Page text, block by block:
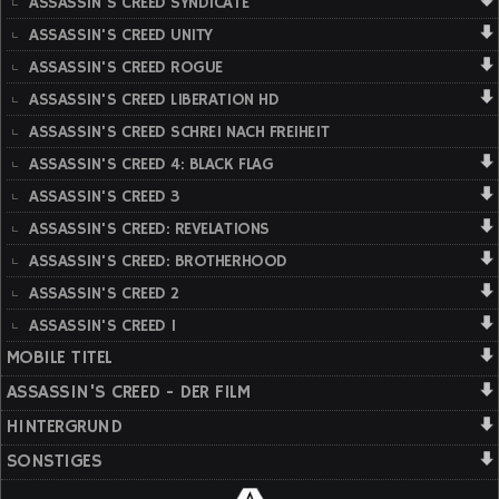
ASSASSIN'S CREED UNITY
ASSASSIN'S CREED ROGUE
ASSASSIN'S CREED LIBERATION HD
ASSASSIN'S CREED SCHREI NACH FREIHEIT
ASSASSIN'S CREED 4: BLACK FLAG
ASSASSIN'S CREED 3
ASSASSIN'S CREED: REVELATIONS
ASSASSIN'S CREED: BROTHERHOOD
ASSASSIN'S CREED 2
ASSASSIN'S CREED 1
MOBILE TITEL
ASSASSIN'S CREED - DER FILM
HINTERGRUND
SONSTIGES